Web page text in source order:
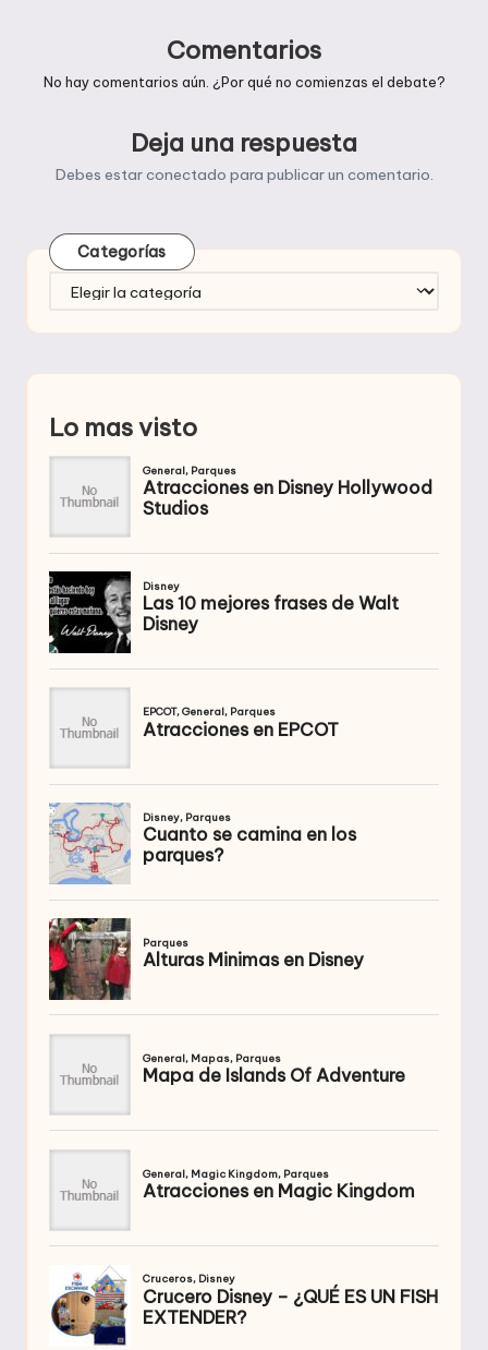
Comentarios
No hay comentarios aún. ¿Por qué no comienzas el debate?
Deja una respuesta
Debes estarconectado para publicar un comentario.
Categorías
Categorías
Lo mas visto